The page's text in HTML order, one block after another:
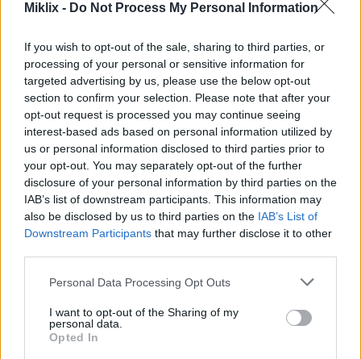
Miklix - Do Not Process My Personal Information
If you wish to opt-out of the sale, sharing to third parties, or
processing of your personal or sensitive information for
targeted advertising by us, please use the below opt-out
section to confirm your selection. Please note that after your
opt-out request is processed you may continue seeing
interest-based ads based on personal information utilized by
us or personal information disclosed to third parties prior to
your opt-out. You may separately opt-out of the further
disclosure of your personal information by third parties on the
IAB’s list of downstream participants. This information may
also be disclosed by us to third parties on the IAB’s List of
Downstream Participants that may further disclose it to other
Please note that this website/app uses one or more Google
not limited to your visit or usage behaviour. You may click to
grant or deny consent to Google and its third-party tags to
use your data for below specified purposes in below Google
Personal Data Processing Opt Outs
I want to opt-out of the Sharing of my
personal data.
Opted In
AVIF(465 KB)
JPEG (2.9 MB)
ძალიან დიდი ზომა(6,144 x 4,096)
AVIF(627 KB)
WebP(1.7 MB)
JPEG(4.6 MB)
კომიკურად დიდი ზომის(1,048,576 x
699,051)
სურათის აღწერა